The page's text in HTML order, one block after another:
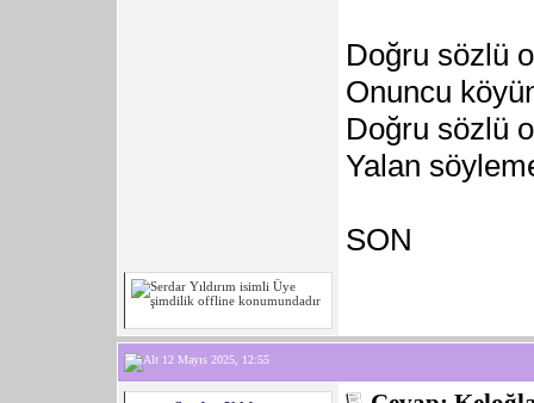
Doğru sözlü
Onuncu
Doğru sözlü
Yalan
SON
12 Mayıs 2025, 12:55